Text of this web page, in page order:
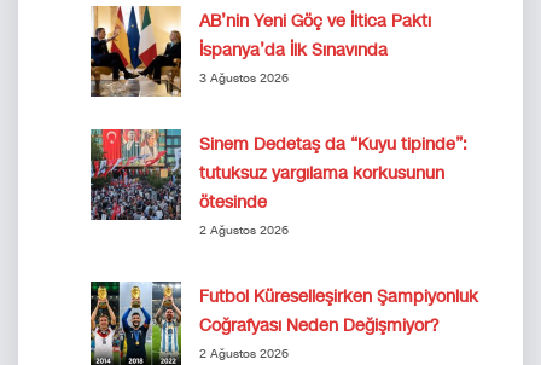
AB’nin Yeni Göç ve İltica Paktı
İspanya’da İlk Sınavında
3 Ağustos 2026
Sinem Dedetaş da “Kuyu tipinde”:
tutuksuz yargılama korkusunun
ötesinde
2 Ağustos 2026
Futbol Küreselleşirken Şampiyonluk
Coğrafyası Neden Değişmiyor?
2 Ağustos 2026